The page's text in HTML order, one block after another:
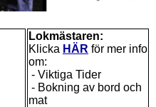
Lokmästaren:
Klicka HÄR för mer info
om:
- Viktiga Tider
- Bokning av bord och
mat